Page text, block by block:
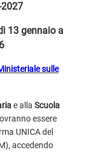
13 gennaio a
sulle
e alla Scuola
essere
UNICA del
accedendo